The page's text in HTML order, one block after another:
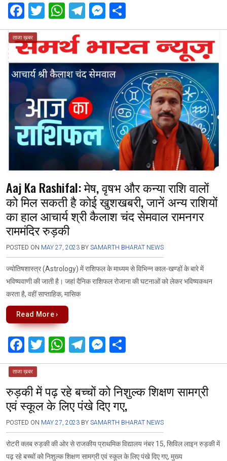
F
a
ce
b
o
o
k
T
wi
tt
er
W
h
at
s
A
p
p
T
el
e
gr
a
m
M
es
se
n
g
er
h
ar
e
ताजा ख़बर
Aaj Ka Rashifal: मेष, वृषभ और कन्या राशि वालों
को मिल सकती है कोई खुशखबरी, जानें अन्य राशियों
का हाल आचार्य श्री कैलाश चंद सेमवाल रामनगर
राममंदिर रुड़की
POSTED ON MAY 27, 2023 BY SAMARTH BHARAT NEWS
ज्योतिषशास्त्र (Astrology) में राशिफल के माध्यम से विभिन्न काल-खण्डों के बारे में
भविष्यवाणी की जाती है। जहां दैनिक राशिफल रोजाना की घटनाओं को लेकर भविष्यकथन
करता है, वहीं साप्ताहिक, मासिक
Read More ›
F
a
ce
b
o
o
k
T
wi
er
W
h
s
A
p
p
T
el
gr
a
m
M
es
n
g
er
h
e
ताजा ख़बर
रुड़की में पढ़ रहे बच्चों को निशुल्क शिक्षण सामग्री
एवं स्कूल के लिए पंखे दिए गए,
POSTED ON MAY 27, 2023 BY SAMARTH BHARAT NEWS
रोटरी क्लब रुड़की की ओर से राजकीय प्राथमिक विद्यालय नंबर 15, सिविल लाइन रुड़की में
पढ़ रहे बच्चों को निशुल्क शिक्षण सामग्री एवं स्कूल के लिए पंखे दिए गए, मुख्य